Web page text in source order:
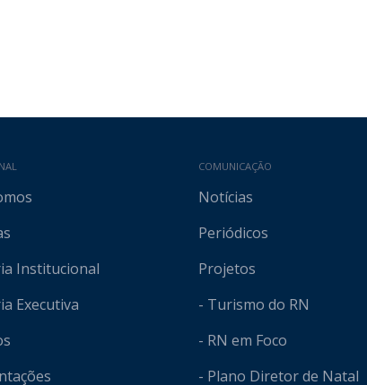
do site
Institucional
Executiva
COMUNICAÇÃO
Notícias
Periódicos
Projetos
- Turismo do RN
- RN em Foco
- Plano Diretor de Natal